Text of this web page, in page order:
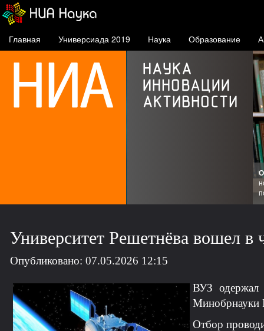
Главная Универсиада 2019 Наука Образование
Университет Решетнёва вошел в
Опубликовано: 07.05.2026 12:15
ВУЗ одержал
Минобрнауки
Отбор